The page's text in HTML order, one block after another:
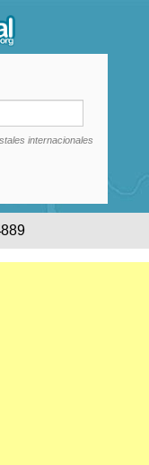
internacionales